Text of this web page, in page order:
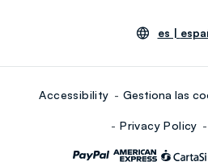
es |
Accessibility Gestiona las
Privacy Policy